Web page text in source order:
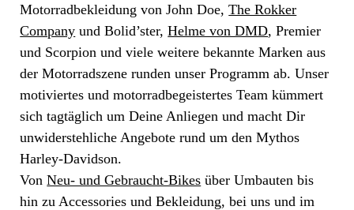
Motorradbekleidung von John Doe,The Rokker
Company und Bolid’ster,Helme von DMD, Premier
und Scorpion und viele weitere bekannte Marken aus
der Motorradszene runden unser Programm ab. Unser
motiviertes und motorradbegeistertes Team kümmert
sich tagtäglich um Deine Anliegen und macht Dir
unwiderstehliche Angebote rund um den Mythos
Harley-Davidson.
VonNeu- und Gebraucht-Bikes über Umbauten bis
hin zu Accessories und Bekleidung, bei uns und im